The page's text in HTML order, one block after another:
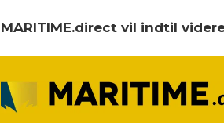
MARITIME.direct vil indtil